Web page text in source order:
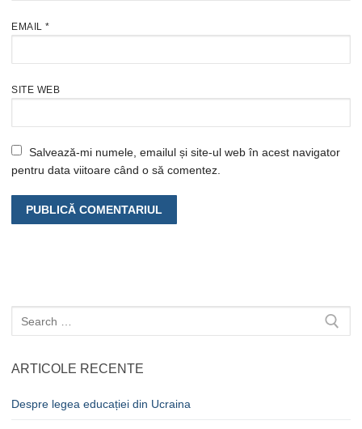
EMAIL *
SITE WEB
Salvează-mi numele, emailul și site-ul web în acest navigator
pentru data viitoare când o să comentez.
Caută
după:
ARTICOLE RECENTE
Despre legea educației din Ucraina